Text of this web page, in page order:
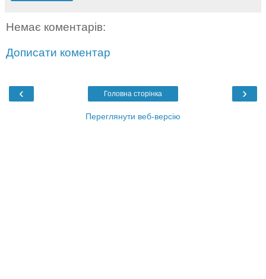
Немає коментарів:
Дописати коментар
‹ ›
Головна сторінка
Переглянути веб-версію